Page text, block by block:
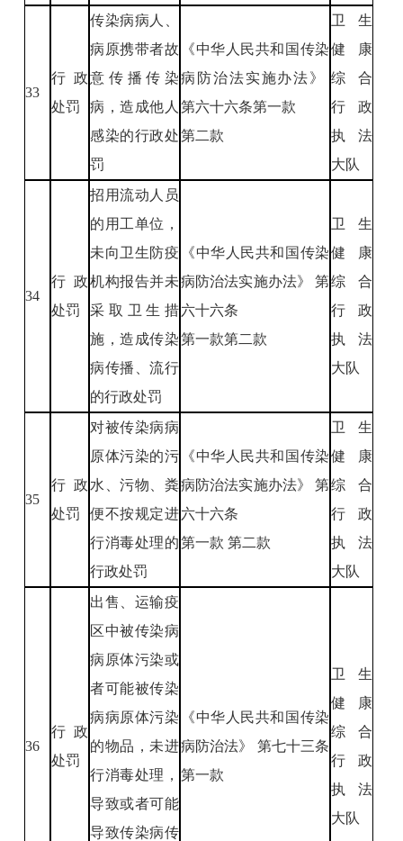
33
行政
处罚
传染病病人、
病原携带者故
意传播传染
病，造成他人
感染的行政处
罚
《中华人民共和国传染
病防治法实施办法》
第六十六条第一款
第二款
卫生
健康
综合
行政
执法
大队
34
行政
处罚
招用流动人员
的用工单位，
未向卫生防疫
机构报告并未
采取卫生措
施，造成传染
病传播、流行
的行政处罚
《中华人民共和国传染
病防治法实施办法》 第
六十六条
第一款第二款
卫生
健康
综合
行政
执法
大队
35
行政
处罚
对被传染病病
原体污染的污
水、污物、粪
便不按规定进
行消毒处理的
行政处罚
《中华人民共和国传染
病防治法实施办法》 第
六十六条
第一款 第二款
卫生
健康
综合
行政
执法
大队
36
行政
处罚
出售、运输疫
区中被传染病
病原体污染或
者可能被传染
病病原体污染
的物品，未进
行消毒处理，
导致或者可能
导致传染病传
《中华人民共和国传染
病防治法》 第七十三条
第一款
卫生
健康
综合
行政
执法
大队